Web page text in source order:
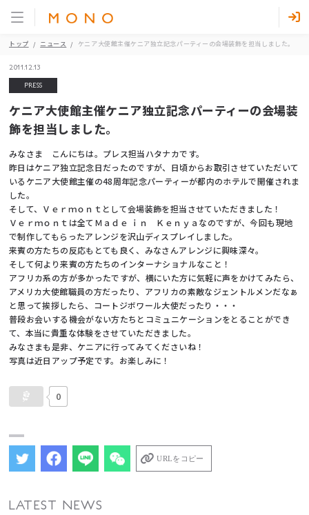
トップ ニュース ケニア大使館主催ケニア独立記念パーティーの会場装飾を担当しました。
2011.12.13
PRESS
ケニア大使館主催ケニア独立記念パーティーの会場装
飾を担当しました。
みなさま こんにちは。プレス担当ハタナカです。
昨日はケニア独立記念日だったのですが、日頃からお取引させていただいて
いるケニア大使館主催の48周年記念パーティーが都内のホテルで開催されま
した。
そして、Ｖｅｒｍｏｎｔとして会場装飾を担当させていただきました！
Ｖｅｒｍｏｎｔは全てＭａｄｅ ｉｎ Ｋｅｎｙａなのですが、今回も現地
で制作してもらったアレンジを沢山ディスプレイしました。
来賓の方たちの反応もとても良く、みなさんアレンジに興味深々。
そして何より来賓の方たちのインターナショナルなこと！
アフリカ系の方が多かったですが、横にいた方に気軽に声をかけてみたら、
アメリカ大使館職員の方だったり、アフリカの素敵なジェントルメンだなぁ
と思って挨拶したら、コートジボワール大使だったり・・・
普段お会いする機会がない方たちとコミュニケーションをとることができ
て、本当に貴重な体験をさせていただきました。
みなさまも是非、ケニアに行ってみてくださいね！
写真は近日アップ予定です。お楽しみに！
0
URLをコピー
LATEST NEWS